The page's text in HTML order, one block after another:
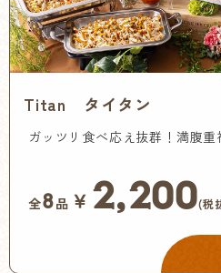
Titan タイタン
ガッツリ食べ応え抜群！満腹
全8品 ￥ 2,200(税